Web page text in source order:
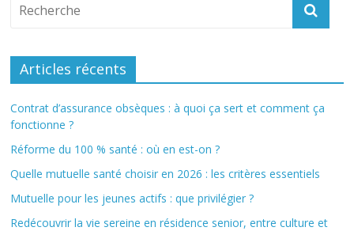
Articles récents
Contrat d’assurance obsèques : à quoi ça sert et comment ça
fonctionne ?
Réforme du 100 % santé : où en est-on ?
Quelle mutuelle santé choisir en 2026 : les critères essentiels
Mutuelle pour les jeunes actifs : que privilégier ?
Redécouvrir la vie sereine en résidence senior, entre culture et